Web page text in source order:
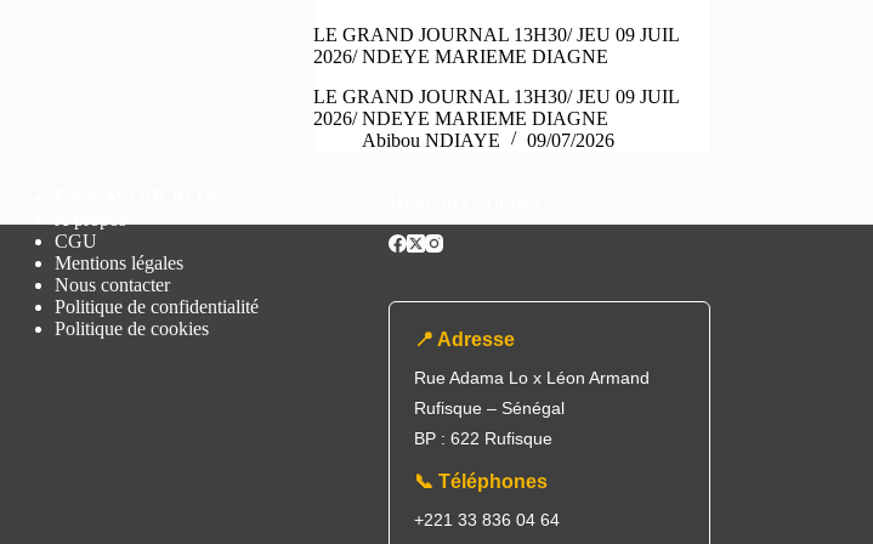
LE GRAND JOURNAL 13H30/ JEU 09 JUIL
2026/ NDEYE MARIEME DIAGNE
LE GRAND JOURNAL 13H30/ JEU 09 JUIL
2026/ NDEYE MARIEME DIAGNE
Abibou NDIAYE
09/07/2026
CGU
Mentions légales
Nous contacter
Politique de confidentialité
Politique de cookies
📍 Adresse
Rue Adama Lo x Léon Armand
Rufisque – Sénégal
BP : 622 Rufisque
📞 Téléphones
+221 33 836 04 64